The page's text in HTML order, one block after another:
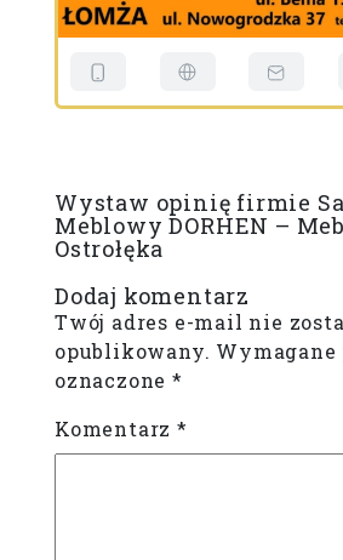
Wystaw opinię firmie
Meblowy DORHEN –
Ostrołęka
Dodaj komentarz
Twój adres e-mail nie
opublikowany. Wymagane
oznaczone*
Komentarz*